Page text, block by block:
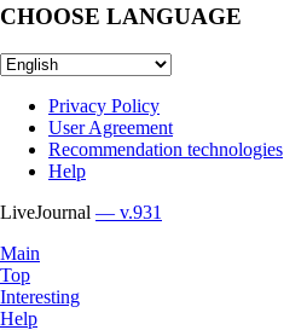
CHOOSE LANGUAGE
Privacy Policy
User Agreement
Recommendation technologies
Help
LiveJournal — v.931
Main
Top
Interesting
Help